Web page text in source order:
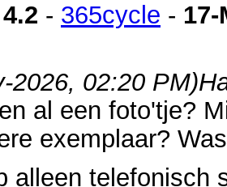
- 365cycle - 17-
2026, 02:20 PM)
al een foto'tje?
exemplaar?
alleen telefonisch